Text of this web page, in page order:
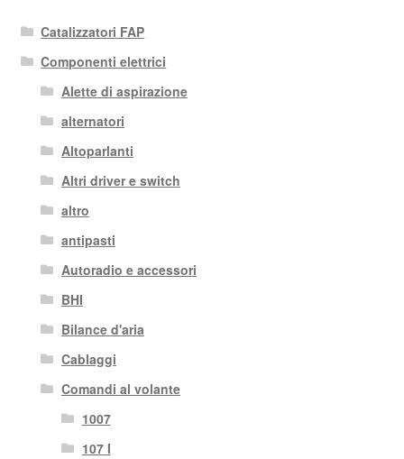
Catalizzatori FAP
Componenti elettrici
Alette di aspirazione
alternatori
Altoparlanti
Altri driver e switch
altro
antipasti
Autoradio e accessori
BHI
Bilance d'aria
Cablaggi
Comandi al volante
1007
107 I